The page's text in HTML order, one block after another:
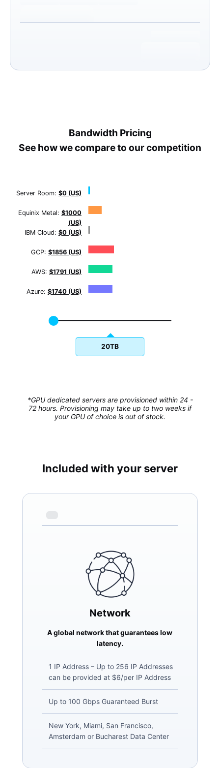
Bandwidth Pricing
See how we compare to our competition
Server Room: $0 (US)
Equinix Metal: $1000
(US)
IBM Cloud: $0 (US)
GCP: $1856 (US)
AWS: $1791 (US)
Azure: $1740 (US)
20TB
*GPU dedicated servers are provisioned within 24 -
72 hours. Provisioning may take up to two weeks if
your GPU of choice is out of stock.
Included with your server
Network
A global network that guarantees low
latency.
1 IP Address – Up to 256 IP Addresses
can be provided at $6/per IP Address
Up to 100 Gbps Guaranteed Burst
New York, Miami, San Francisco,
Amsterdam or Bucharest Data Center